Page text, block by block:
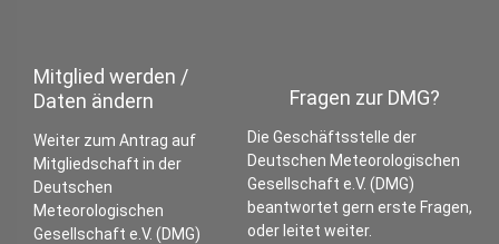
Mitglied werden /
Daten ändern
Weiter zum Antrag auf
Mitgliedschaft in der
Deutschen
Meteorologischen
Gesellschaft e.V. (DMG)
Fragen zur DMG?
Die Geschäftsstelle der
Deutschen Meteorologischen
Gesellschaft e.V. (DMG)
beantwortet gern erste Fragen,
oder leitet weiter.